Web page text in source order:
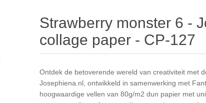
Strawberry monster 6 -
collage paper - CP-127
Ontdek de betoverende wereld van creativiteit met
Josephiena.nl, ontwikkeld in samenwerking met
hoogwaardige vellen van 80g/m2 dun papier met